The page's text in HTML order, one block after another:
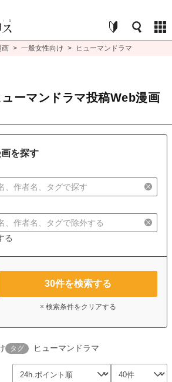
画 > 一般女性向け > ヒューマンドラマ
ーマンドラマ投稿Web漫画
を探す
る
30件を検索する
× 検索条件をクリアする
タグ ヒューマンドラマ